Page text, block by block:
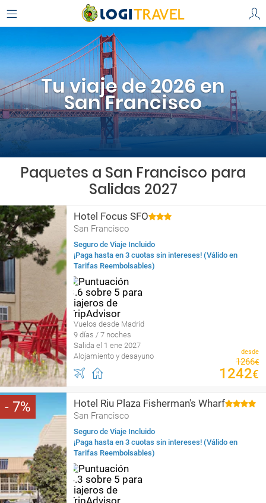
Tu viaje de 2026 en
San Francisco
Paquetes a San Francisco para
Salidas 2027
Hotel Focus SFO
San Francisco
Seguro de Viaje Incluido
¡Paga hasta en 3 cuotas sin intereses! (Válido en
Tarifas Reembolsables)
Vuelos desde Madrid
9 días / 7 noches
Salida el 1 ene 2027
Alojamiento y desayuno
desde
1266€
1242€
7 Hotel Riu Plaza Fisherman's Wharf
San Francisco
Seguro de Viaje Incluido
¡Paga hasta en 3 cuotas sin intereses! (Válido en
Tarifas Reembolsables)